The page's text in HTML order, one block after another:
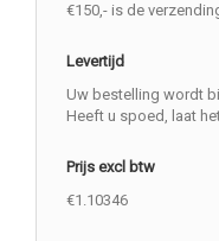
€150,- is de
Levertijd
Uw bestelling wordt
Heeft u spoed, laat
Prijs excl btw
€1.10346